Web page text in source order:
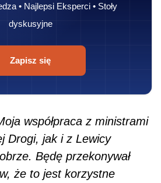
• Najlepsi Eksperci • Stoły
dyskusyjne
Zapisz się
współpraca z ministrami
Drogi, jak i z Lewicy
Będę przekonywał
że to jest korzystne